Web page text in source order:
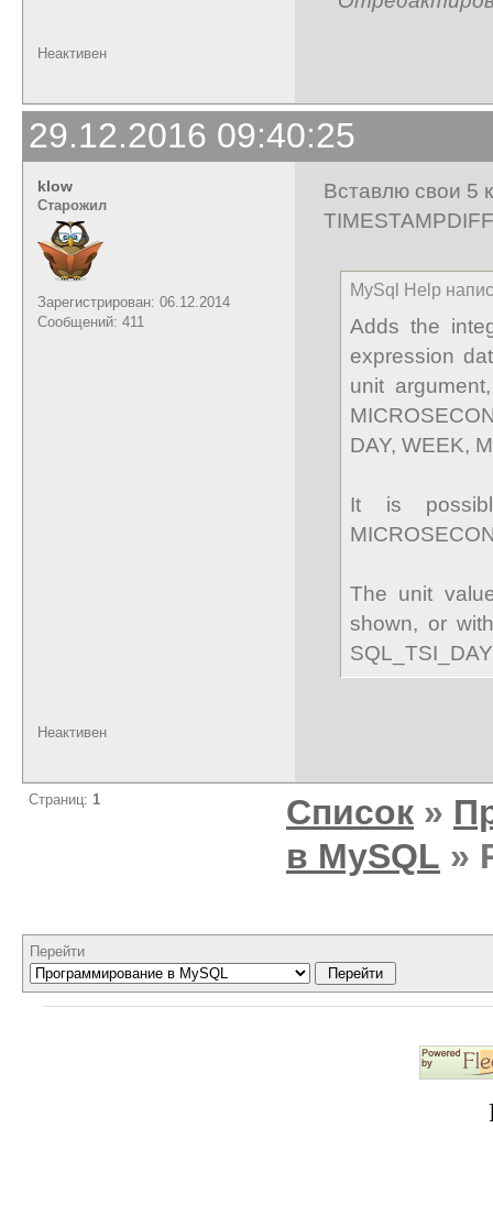
Неактивен
29.12.2016 09:40:25
klow
Старожил
Зарегистрирован: 06.12.2014
Сообщений: 411
Вставлю свои 5
MySql Help
Adds the
expression
unit
DAY, WEEK,
It is
The unit
shown, or
Неактивен
Страниц: 1 Список »
в MySQL »
Перейти